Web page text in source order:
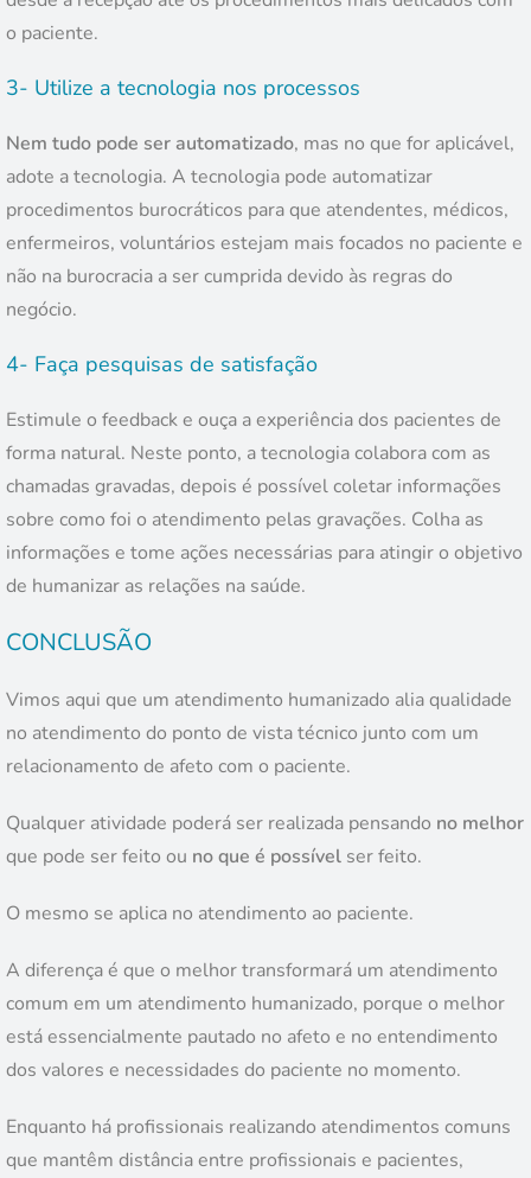
o paciente.
3- Utilize a tecnologia nos processos
Nem tudo pode ser automatizado, mas no que for aplicável,
adote a tecnologia. A tecnologia pode automatizar
procedimentos burocráticos para que atendentes, médicos,
enfermeiros, voluntários estejam mais focados no paciente e
não na burocracia a ser cumprida devido às regras do
negócio.
4- Faça pesquisas de satisfação
Estimule o feedback e ouça a experiência dos pacientes de
forma natural. Neste ponto, a tecnologia colabora com as
chamadas gravadas, depois é possível coletar informações
sobre como foi o atendimento pelas gravações. Colha as
informações e tome ações necessárias para atingir o objetivo
de humanizar as relações na saúde.
CONCLUSÃO
Vimos aqui que um atendimento humanizado alia qualidade
no atendimento do ponto de vista técnico junto com um
relacionamento de afeto com o paciente.
Qualquer atividade poderá ser realizada pensando no melhor
que pode ser feito ou no que é possível ser feito.
O mesmo se aplica no atendimento ao paciente.
A diferença é que o melhor transformará um atendimento
comum em um atendimento humanizado, porque o melhor
está essencialmente pautado no afeto e no entendimento
dos valores e necessidades do paciente no momento.
Enquanto há profissionais realizando atendimentos comuns
que mantêm distância entre profissionais e pacientes,